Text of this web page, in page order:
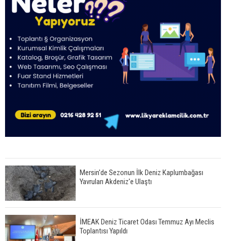
Mersin'de Sezonun İlk Deniz Kaplumbağası
Yavruları Akdeniz'e Ulaştı
İMEAK Deniz Ticaret Odası Temmuz Ayı Meclis
Toplantısı Yapıldı